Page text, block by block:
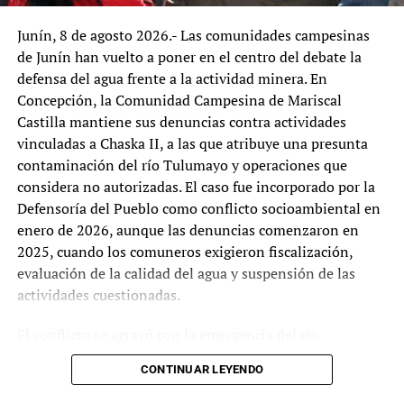
Emergencia por lluvias torrenciales y granizadas que
afectan varios departamentos del Perú: agricultores exigen
acciones concretas al Gobierno
El Muki
maestros jubilados con la Remuneración Íntegra
Mensual (RIM) de la primera escala magisterial, unos
S/3.300 mensuales. El Consejo Fiscal calcula un impacto
anual de S/8.000 millones. El reglamento aún no ha sido
aprobado, lo que ha generado reclamos del SUTEP. Su
secretario general, Lucio Castro Chipana, ha advertido
que sin financiamiento «la norma nace muerta» y ha
exigido al Gobierno garantizar el presupuesto.
La tercera controversia es la Ley 32424, que homologa el
incentivo CAFAE para administrativos del régimen 276
en regiones, con un costo estimado de S/2.621 millones
anuales. Organizaciones como FENTRAGORES, CITE
Congreso modificó en marzo pasado algunos artículos y
estableció un nuevo plazo para su reglamentación.
Junín, 8 de agosto 2026.- Las comunidades campesinas
de Junín han vuelto a poner en el centro del debate la
defensa del agua frente a la actividad minera. En
Concepción, la Comunidad Campesina de Mariscal
Castilla mantiene sus denuncias contra actividades
vinculadas a Chaska II, a las que atribuye una presunta
contaminación del río Tulumayo y operaciones que
considera no autorizadas. El caso fue incorporado por la
Defensoría del Pueblo como conflicto socioambiental en
enero de 2026, aunque las denuncias comenzaron en
2025, cuando los comuneros exigieron fiscalización,
evaluación de la calidad del agua y suspensión de las
actividades cuestionadas.
Yuracyacu, en Pariahuanca. A fines de abril murieron
cerca de 120 toneladas de truchas en siete criaderos,
CONTINUAR LEYENDO